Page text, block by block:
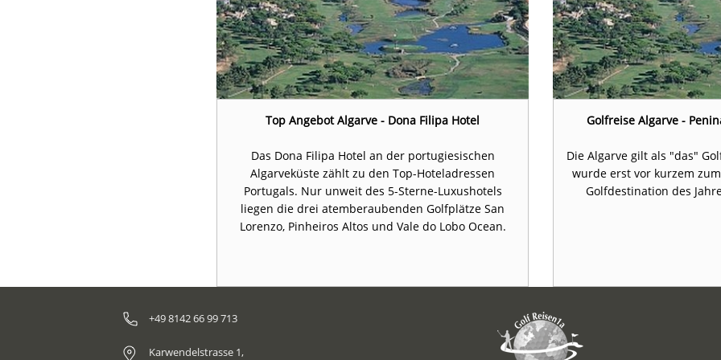
Top Angebot Algarve - Dona Filipa Hotel
Das Dona Filipa Hotel an der portugiesischen
Algarveküste zählt zu den Top-Hoteladressen
Portugals. Nur unweit des 5-Sterne-Luxushotels
liegen die drei atemberaubenden Golfplätze San
Lorenzo, Pinheiros Altos und Vale do Lobo Ocean.
Golfreise Algarve -
Die Algarve gilt als "das"
wurde erst vor kurzem
Golfdestination des
+49 8142 66 99 713
Karwendelstrasse 1,